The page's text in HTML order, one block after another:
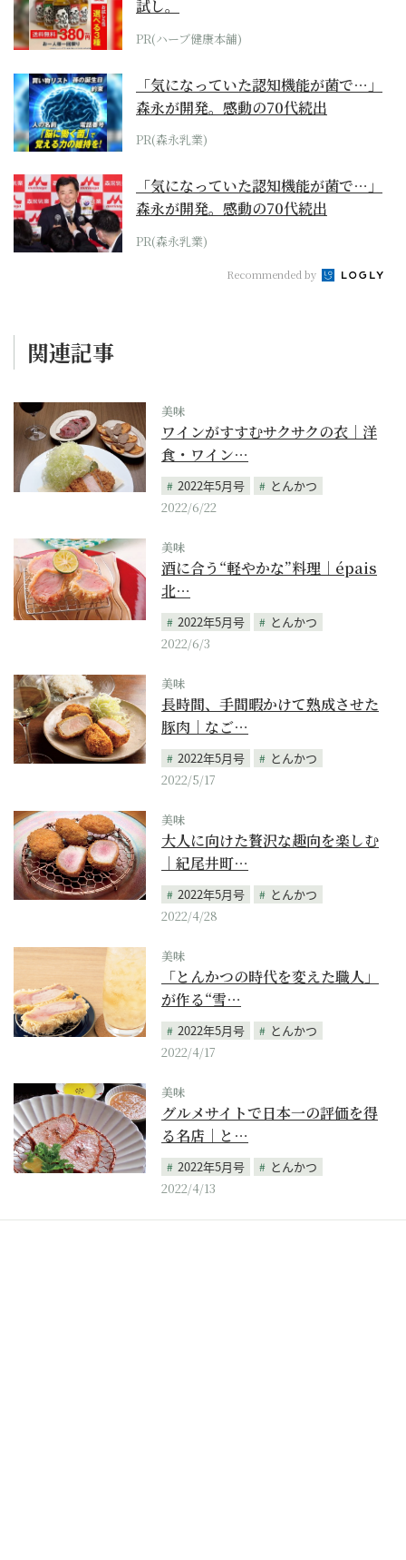
試し。
PR(ハーブ健康本舗)
「気になっていた認知機能が菌で…」
森永が開発。感動の70代続出
PR(森永乳業)
「気になっていた認知機能が菌で…」
森永が開発。感動の70代続出
PR(森永乳業)
Recommended by
関連記事
美味
ワインがすすむサクサクの衣｜洋
食・ワイン…
2022年5月号
とんかつ
2022/6/22
美味
酒に合う“軽やかな”料理｜épais
北…
2022年5月号
とんかつ
2022/6/3
美味
長時間、手間暇かけて熟成させた
豚肉｜なご…
2022年5月号
とんかつ
2022/5/17
美味
大人に向けた贅沢な趣向を楽しむ
｜紀尾井町…
2022年5月号
とんかつ
2022/4/28
美味
「とんかつの時代を変えた職人」
が作る“雪…
2022年5月号
とんかつ
2022/4/17
美味
グルメサイトで日本一の評価を得
る名店｜と…
2022年5月号
とんかつ
2022/4/13